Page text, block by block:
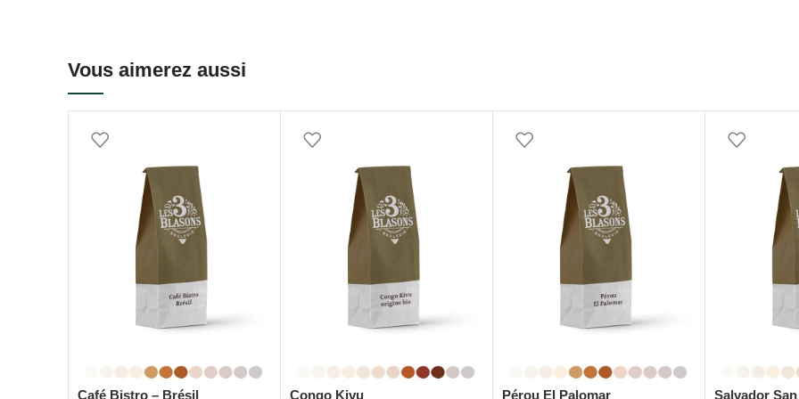
Vous aimerez aussi
Café Bistro – Brésil Congo Kivu Pérou El Palomar Salvador